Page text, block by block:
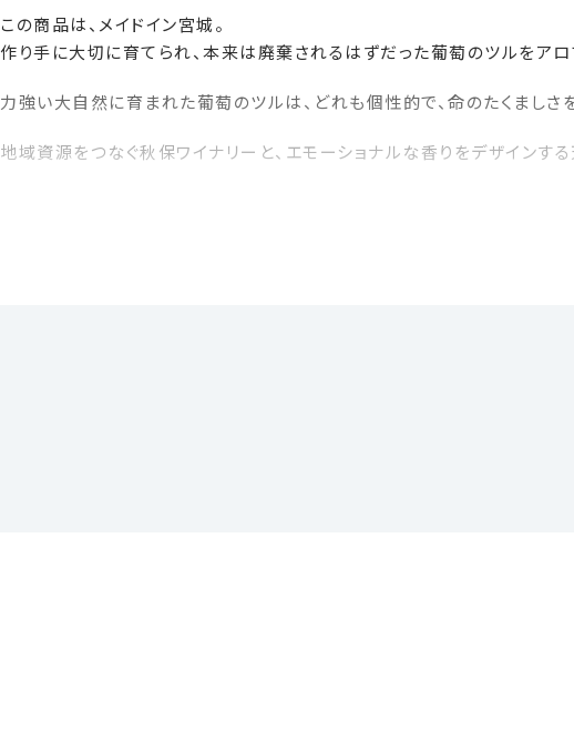
年間約1.5トンにも及ぶ廃棄される葡萄のツルを、「余すことなく活用した
ザーです。
毎年2月、地域のボランティアの皆さんと一緒にツルの収穫を行い、半年か
一本一本、手作業で形を整え、丁寧に仕上げています。
この商品は、メイドイン宮城。
作り手に大切に育てられ、本来は廃棄されるはずだった葡萄のツルをアロ
力強い大自然に育まれた葡萄のツルは、どれも個性的で、命のたくましさ
地域資源をつなぐ秋保ワイナリーと、エモーショナルな香りをデザインす